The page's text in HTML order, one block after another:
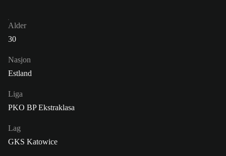
Alder
30
Nasjon
Estland
Liga
PKO BP Ekstraklasa
Lag
GKS Katowice